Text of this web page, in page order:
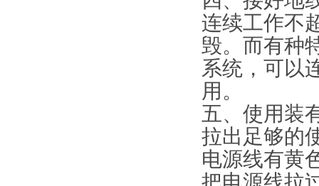
连续工作不
毁。而有种
系统，可以
用。
五、使用装
拉出足够的
电源线有黄